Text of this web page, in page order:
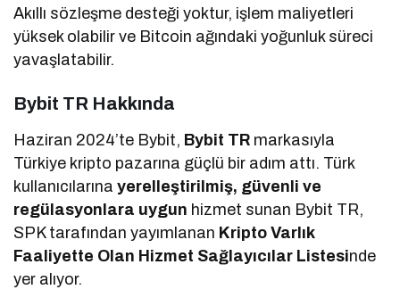
Akıllı sözleşme desteği yoktur, işlem maliyetleri
yüksek olabilir ve Bitcoin ağındaki yoğunluk süreci
yavaşlatabilir.
Bybit TR Hakkında
Haziran 2024’te Bybit, Bybit TR markasıyla
Türkiye kripto pazarına güçlü bir adım attı. Türk
kullanıcılarınayerelleştirilmiş, güvenli ve
regülasyonlara uygun hizmet sunan Bybit TR,
SPK tarafından yayımlanan Kripto Varlık
Faaliyette Olan Hizmet Sağlayıcılar Listesinde
yer alıyor.